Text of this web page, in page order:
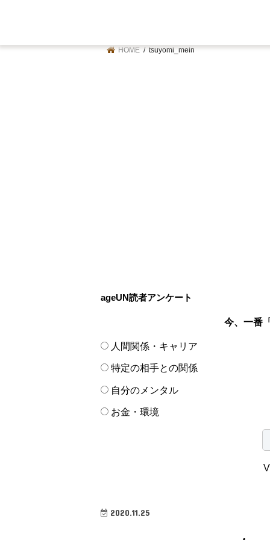
HOME tsuyomi_mein
ageUN読者アンケート
今、一番
人間関係・キャリア
特定の相手との関係
自分のメンタル
お金・環境
2020.11.25